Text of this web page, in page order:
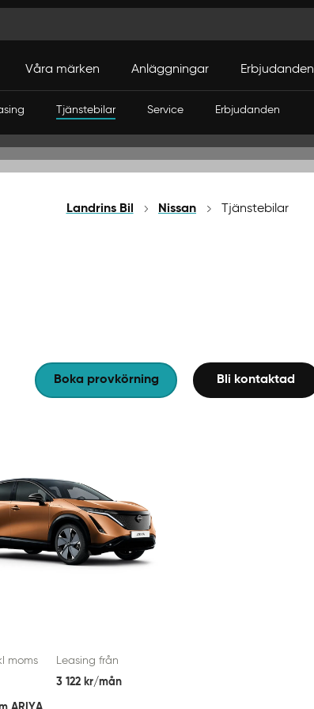
Tjänstebilar Service Erbjudanden
Våra märken Anläggningar Erbjudanden
Landrins Bil Nissan Tjänstebilar
Boka provkörning Bli kontaktad
moms
Leasing från
3 122 kr/mån